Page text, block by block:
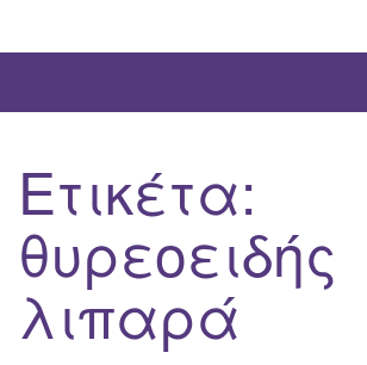
Ετικέτα:
θυρεοειδής
λιπαρά